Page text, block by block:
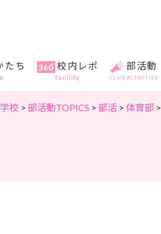
たち 校内レポ
facility
部活動
CLUB ACTIVITIES
校 > 部活動TOPICS > 部活 > 体育部 >